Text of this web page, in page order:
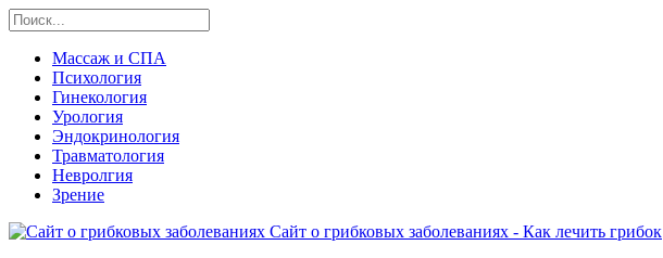
Массаж и СПА
Психология
Гинекология
Урология
Эндокринология
Травматология
Невролгия
Зрение
Сайт о грибковых заболеваниях - Как лечить грибок